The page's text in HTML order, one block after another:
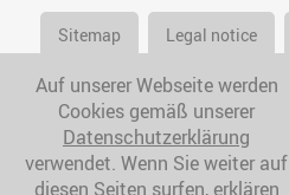
Sitemap Legal notice
Auf unserer Webseite werden
Cookies gemäß unserer
Datenschutzerklärung
verwendet. Wenn Sie weiter auf
diesen Seiten surfen, erklären